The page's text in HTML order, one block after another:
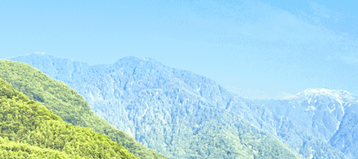
が
た
つ
映